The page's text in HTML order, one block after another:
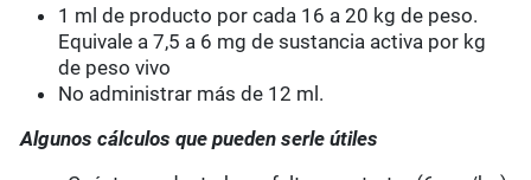
1 ml de producto por cada 16 a 20 kg de peso.
Equivale a 7,5 a 6 mg de sustancia activa por kg
de peso vivo
No administrar más de 12 ml.
Algunos cálculos que pueden serle útiles